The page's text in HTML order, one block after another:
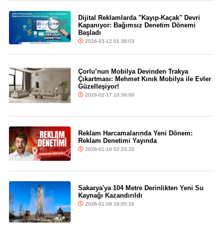
Dijital Reklamlarda "Kayıp-Kaçak" Devri
Kapanıyor: Bağımsız Denetim Dönemi
Başladı
2026-03-12 01:38:03
Çorlu’nun Mobilya Devinden Trakya
Çıkartması: Mehmet Kınık Mobilya ile Evler
Güzelleşiyor!
2026-02-17 10:39:00
Reklam Harcamalarında Yeni Dönem:
Reklam Denetimi Yayında
2026-01-10 02:33:20
Sakarya'ya 104 Metre Derinlikten Yeni Su
Kaynağı Kazandırıldı
2026-01-09 18:05:16